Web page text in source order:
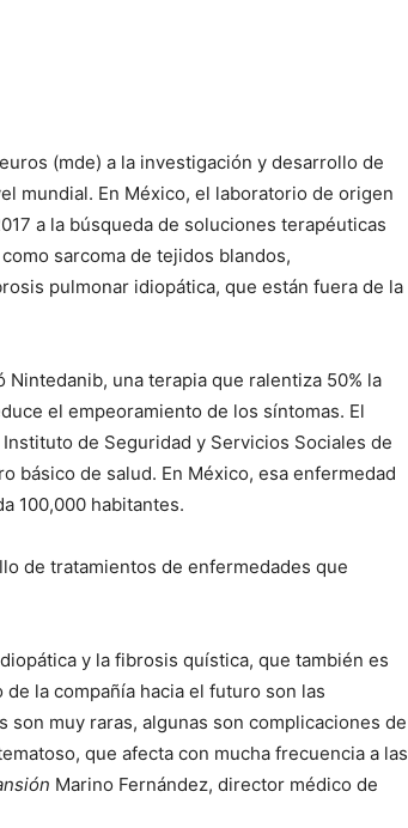
(mde) a la investigación y desarrollo de
mundial. En México, el laboratorio de origen
a la búsqueda de soluciones terapéuticas
sarcoma de tejidos blandos,
pulmonar idiopática, que están fuera de la
una terapia que ralentiza 50% la
el empeoramiento de los síntomas. El
de Seguridad y Servicios Sociales de
básico de salud. En México, esa enfermedad
100,000 habitantes.
de tratamientos de enfermedades que
y la fibrosis quística, que también es
la compañía hacia el futuro son las
muy raras, algunas son complicaciones de
que afecta con mucha frecuencia a las
Marino Fernández, director médico de